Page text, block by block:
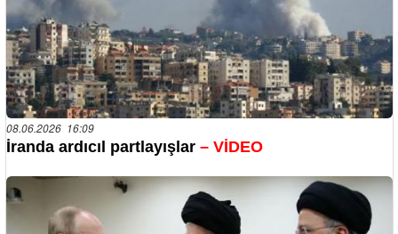
08.06.2026 16:09
İranda ardıcıl partlayışlar – VİDEO